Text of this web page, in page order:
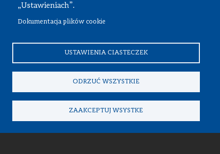
„Ustawieniach”.
Dokumentacja plików cookie
USTAWIENIA CIASTECZEK
ODRZUĆ WSZYSTKIE
ZAAKCEPTUJ WSYSTKE